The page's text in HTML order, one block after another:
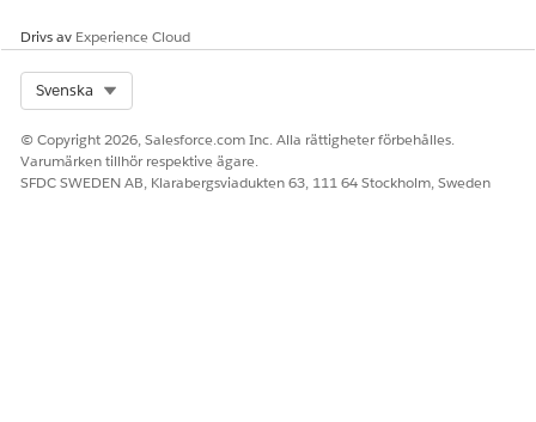
Drivs av Experience Cloud
Svenska
© Copyright 2026, Salesforce.com Inc. Alla rättigheter förbehålles.
Varumärken tillhör respektive ägare.
SFDC SWEDEN AB, Klarabergsviadukten 63, 111 64 Stockholm, Sweden